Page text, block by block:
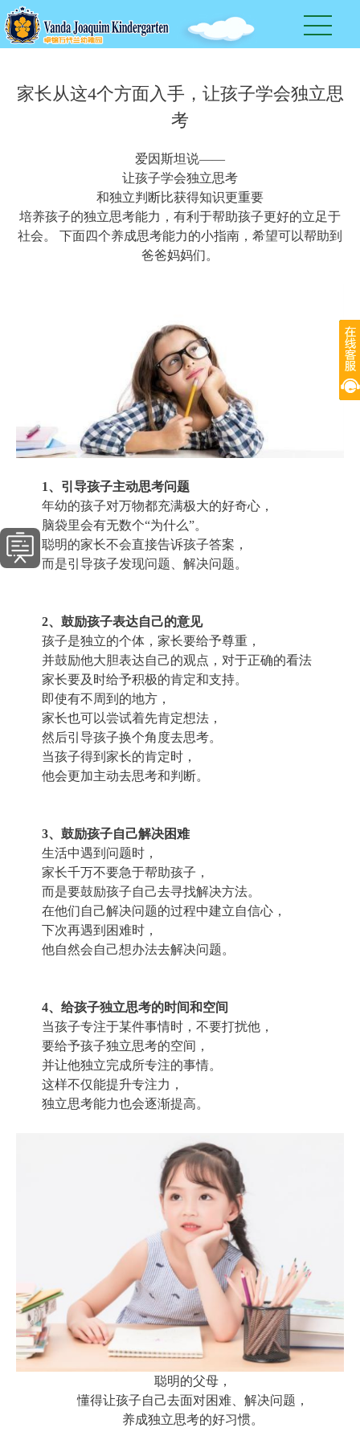
家长从这4个方面入手，让孩子学会独立思
考
爱因斯坦说——
让孩子学会独立思考
和独立判断比获得知识更重要
培养孩子的独立思考能力，有利于帮助孩子更好的立足于
社会。 下面四个养成思考能力的小指南，希望可以帮助到
爸爸妈妈们。
1、引导孩子主动思考问题
年幼的孩子对万物都充满极大的好奇心，
脑袋里会有无数个“为什么”。
聪明的家长不会直接告诉孩子答案，
而是引导孩子发现问题、解决问题。
2、鼓励孩子表达自己的意见
孩子是独立的个体，家长要给予尊重，
并鼓励他大胆表达自己的观点，对于正确的看法
家长要及时给予积极的肯定和支持。
即使有不周到的地方，
家长也可以尝试着先肯定想法，
然后引导孩子换个角度去思考。
当孩子得到家长的肯定时，
他会更加主动去思考和判断。
3、鼓励孩子自己解决困难
生活中遇到问题时，
家长千万不要急于帮助孩子，
而是要鼓励孩子自己去寻找解决方法。
在他们自己解决问题的过程中建立自信心，
下次再遇到困难时，
他自然会自己想办法去解决问题。
4、给孩子独立思考的时间和空间
当孩子专注于某件事情时，不要打扰他，
要给予孩子独立思考的空间，
并让他独立完成所专注的事情。
这样不仅能提升专注力，
独立思考能力也会逐渐提高。
聪明的父母，
懂得让孩子自己去面对困难、解决问题，
养成独立思考的好习惯。